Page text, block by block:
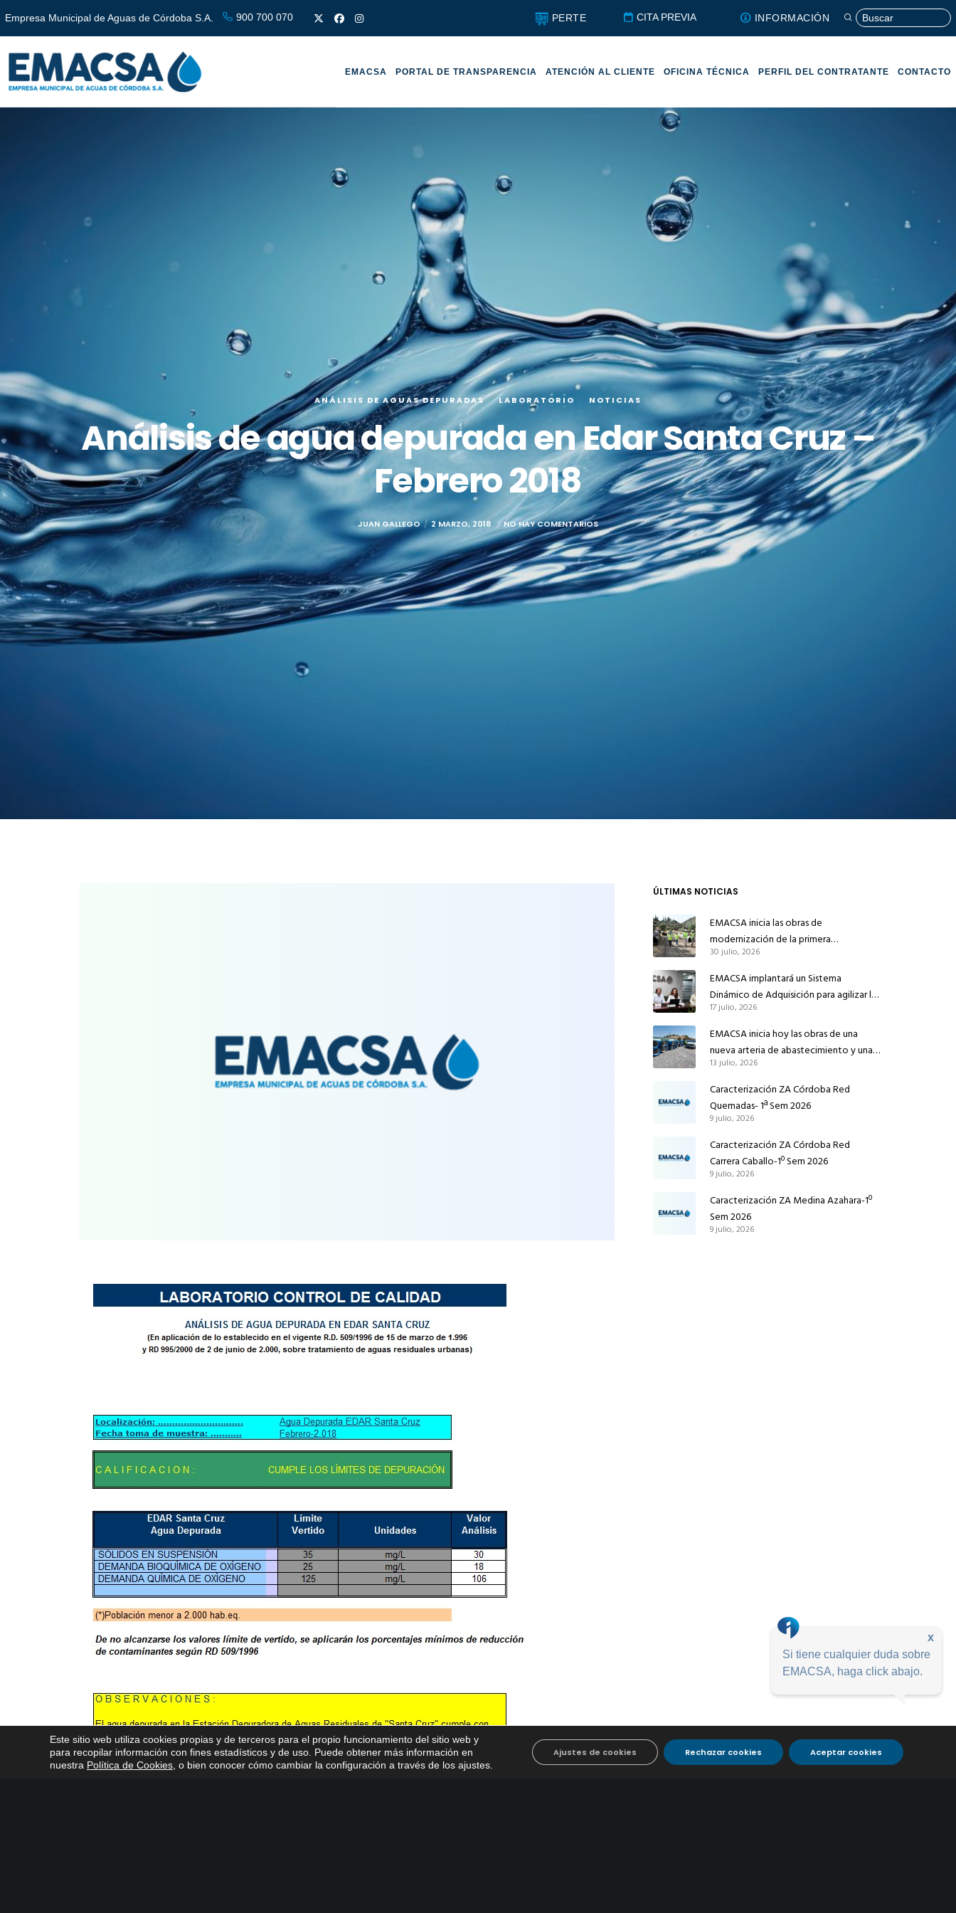
Empresa Municipal de Aguas de Córdoba S.A. 900 700 070 PERTE CITA PREVIA INFORMACIÓN
EMACSA PORTAL DE TRANSPARENCIA ATENCIÓN AL CLIENTE OFICINA TÉCNICA PERFIL DEL CONTRATANTE CONTACTO
ANÁLISIS DE AGUAS DEPURADAS LABORATORIO NOTICIAS
Análisis de agua depurada en Edar Santa Cruz –
Febrero 2018
JUAN GALLEGO 2 MARZO, 2018 NO HAY COMENTARIOS
ÚLTIMAS NOTICIAS
EMACSA inicia las obras de
modernización de la primera
conducción de abastecimiento para
reforzar el suministro de agua de
Córdoba
30 julio, 2026
EMACSA implantará un Sistema
Dinámico de Adquisición para agilizar la
contratación de obras en sus redes e
instalaciones
17 julio, 2026
EMACSA inicia hoy las obras de una
nueva arteria de abastecimiento y una
red de agua no potable en Ingeniero
Ruiz de Azúa
13 julio, 2026
Caracterización ZA Córdoba Red
Quemadas- 1ª Sem 2026
9 julio, 2026
Caracterización ZA Córdoba Red
Carrera Caballo-1º Sem 2026
9 julio, 2026
Caracterización ZA Medina Azahara-1º
Sem 2026
9 julio, 2026
Este sitio web utiliza cookies propias y de terceros para el propio funcionamiento del sitio web y
para recopilar información con fines estadísticos y de uso. Puede obtener más información en
nuestra Política de Cookies , o bien conocer cómo cambiar la configuración a través de los ajustes
Aceptar cookies
Rechazar cookies
Ajustes de cookies
x
Si tiene cualquier duda sobre
EMACSA, haga click abajo.